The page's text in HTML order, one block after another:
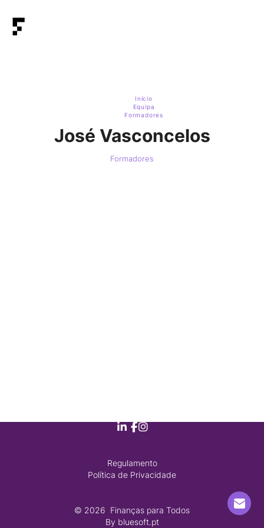
Início
Equipa
Formadores
José Vasconcelos
Formadores
© 2026 Finanças para Todos
Regulamento
Política de Privacidade
By bluesoft.pt